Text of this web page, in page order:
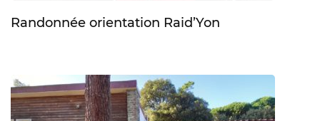
Randonnée orientation Raid’Yon